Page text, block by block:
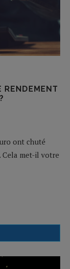
RENDEMENT
ont chuté
Cela met-il votre